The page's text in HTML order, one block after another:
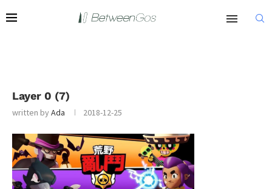
Layer 0 (7)
written byAda 2018-12-25